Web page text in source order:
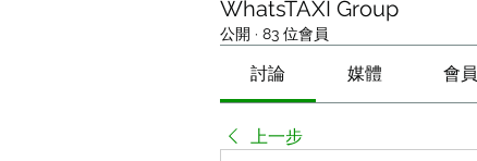
WhatsTAXI Group
公開 · 83 位會員
討論 媒體 會員
上一步